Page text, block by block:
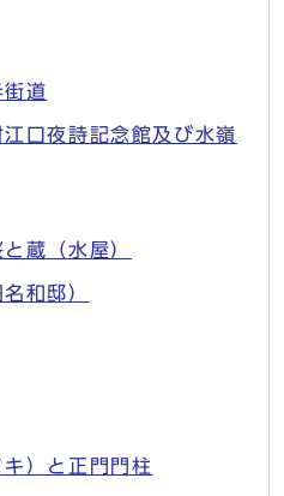
道
口夜詩記念館及び水嶺
蔵（水屋）
和邸）
）と正門門柱